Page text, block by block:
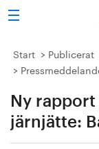
Sök
Stålindustrin
Forskning/
Start Publicerat
Ny
järnjätte: